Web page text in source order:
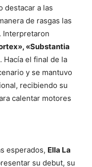
destacar a las
de rasgas las
Interpretaron
«Substantia
Hacía el final de la
y se mantuvo
recibiendo su
calentar motores
esperados, Ella La
su debut, su